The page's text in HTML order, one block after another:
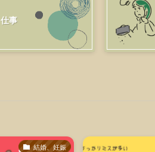
仕事
結婚、妊娠